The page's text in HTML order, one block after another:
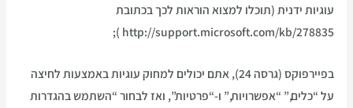
עוגיות ידנית (תוכלו למצוא הוראות לכך בכתובת
http://support.microsoft.com/kb/278835 );
בפיירפוקס (גרסה 24), אתם יכולים למחוק עוגיות באמצעות לחיצה
על “כלים,” “אפשרויות,” ו-“פרטיות”, ואז לבחור “השתמש בהגדרות